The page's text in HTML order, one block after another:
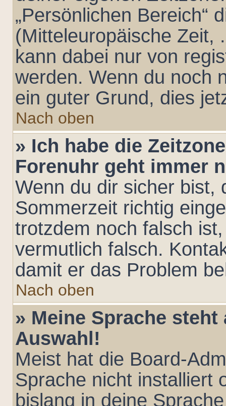
„Persönlichen Bereich“
(Mitteleuropäische Zeit,
kann dabei nur von
werden. Wenn du noch
ein guter Grund, dies
Nach oben
» Ich habe die
Forenuhr geht immer
Wenn du dir sicher bist,
Sommerzeit richtig
trotzdem noch falsch
vermutlich falsch.
damit er das Problem
Nach oben
» Meine Sprache
Auswahl!
Meist hat die Board-
Sprache nicht installiert
bislang in deine